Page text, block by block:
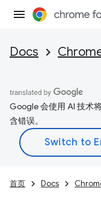
Docs
Google 会使用 AI 技术
含错误。
首页 Docs